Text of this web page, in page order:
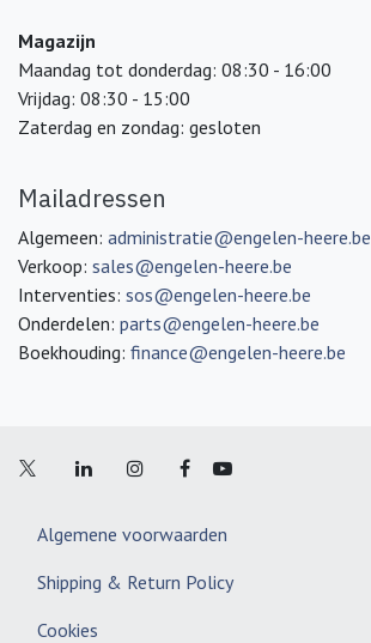
Magazijn
Maandag tot donderdag: 08:30 - 16:00
Vrijdag: 08:30 - 15:00
Zaterdag en zondag: gesloten
Mailadressen
Algemeen: administratie@engelen-heere.be
Verkoop: sales@engelen-heere.be
Interventies: sos@engelen-heere.be
Onderdelen: parts@engelen-heere.be
Boekhouding: finance@engelen-heere.be
Algemene voorwaarden
Shipping & Return Policy
Cookies